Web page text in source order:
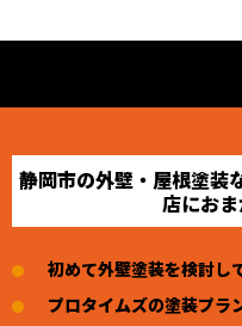
静岡市の外壁・屋根塗装
店にお
初めて外壁塗装を検討し
プロタイムズの塗装プラ